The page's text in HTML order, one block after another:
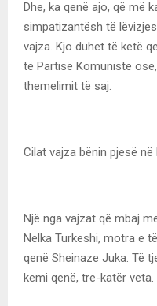
Dhe, ka qenë ajo, që më
simpatizantësh të
vajza. Kjo duhet të ketë
të Partisë Komuniste
themelimit të saj.
Cilat vajza bënin pjesë
Një nga vajzat që mbaj
Nelka Turkeshi, motra e
qenë Sheinaze Juka. Të
kemi qenë, tre-katër veta.